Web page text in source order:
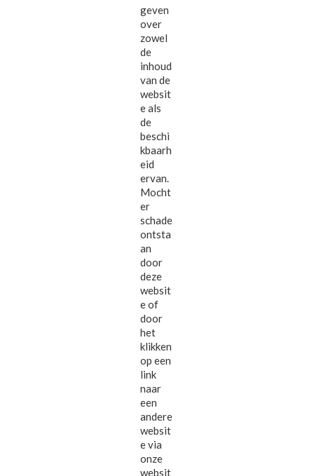
geven
over
zowel
de
inhoud
van de
websit
e als
de
beschi
kbaarh
eid
ervan.
Mocht
er
schade
ontsta
an
door
deze
websit
e of
door
het
klikken
op een
link
naar
een
andere
websit
e via
onze
websit